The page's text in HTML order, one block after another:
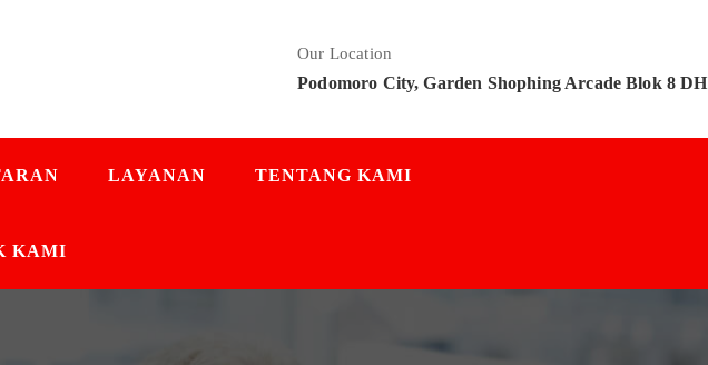
Our Location
Podomoro City, Garden Shophing Arcade Blok 8 DH
LAYANAN TENTANG KAMI
KAMI